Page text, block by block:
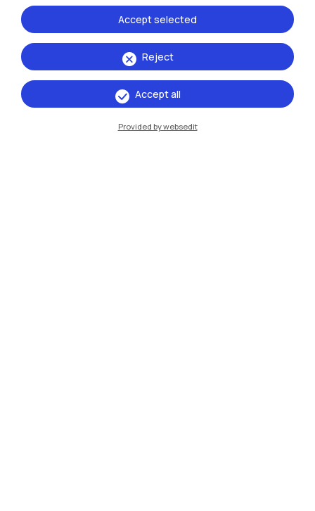
Milano Bovisa
Cremona
Lecco
Mantova
Reject
Accept selected
Accept all
Provided by websedit